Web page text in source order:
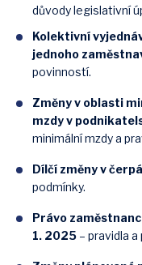
důvody legislativní
Kolektivní
jednoho
povinností.
Změny v oblasti
mzdy v
minimální mzdy a
Dílčí změny v
podmínky.
Právo
1. 2025 – pravidla